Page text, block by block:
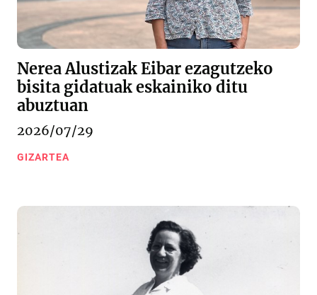
Nerea Alustizak Eibar ezagutzeko
bisita gidatuak eskainiko ditu
abuztuan
2026/07/29
GIZARTEA